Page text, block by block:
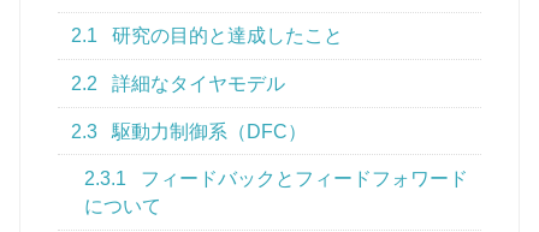
2.1 研究の目的と達成したこと
2.2 詳細なタイヤモデル
2.3 駆動力制御系（DFC）
2.3.1
フィードバックとフィードフォワード
について